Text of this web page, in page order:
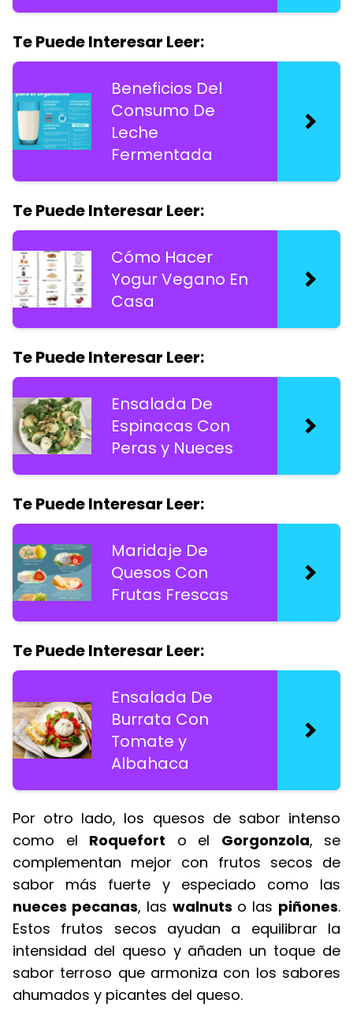
Te Puede Interesar Leer:
Beneficios Del
Consumo De
Leche
Fermentada
Te Puede Interesar Leer:
Cómo Hacer
Yogur Vegano En
Casa
Te Puede Interesar Leer:
Ensalada De
Espinacas Con
Peras y Nueces
Te Puede Interesar Leer:
Maridaje De
Quesos Con
Frutas Frescas
Te Puede Interesar Leer:
Ensalada De
Burrata Con
Tomate y
Albahaca
Por otro lado, los quesos de sabor intenso
como el Roquefort o el Gorgonzola, se
complementan mejor con frutos secos de
sabor más fuerte y especiado como las
nueces pecanas, las walnuts o las piñones.
Estos frutos secos ayudan a equilibrar la
intensidad del queso y añaden un toque de
sabor terroso que armoniza con los sabores
ahumados y picantes del queso.